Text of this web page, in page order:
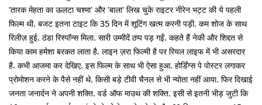
'तारक मेहता का ऊलटा चश्मा' और 'बाला' लिख चुके राइटर नीरेन भट्ट की ये पहली
फिल्म थी. बजट इतना टाइट कि 35 दिन में शूटिंग खत्म करनी पड़ी. कम शोज के साथ
रिलीज़ हुई. ठंडा रिस्पॉन्स मिला. सारी उम्मीदें ठप्प पड़ गईं. कहते हैं नेकी और शिद्दत से
किया काम हमेशा बरकत लाता है. लाइन ज़रा फिल्मी है पर रियल लाइफ में भी असरदार
है. कभी आजमा कर देखिए. इस फिल्म के साथ भी ऐसा हुआ. होर्डिंग्स पे पोस्टर लगाकर
प्रोमोशन करने के पैसे नहीं थे. किसी बड़े टीवी चैनल से भी न्योता नहीं आया. फिर दिखाई
जनता जनार्दन ने अपनी शक्ति. वर्ड ऑफ माउथ की शक्ति. इसी से इतनी भीड़ जुटी कि